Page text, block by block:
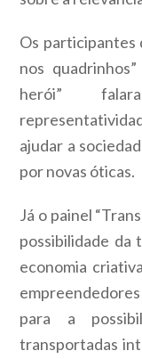
Os participantes
nos
herói”
ajudar a
por novas óticas.
Já o painel
possibilidade da
economia
para a
transportadas